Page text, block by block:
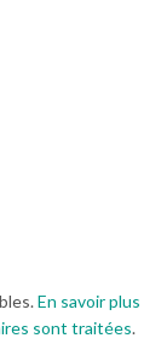
En savoir plus
sont traitées.